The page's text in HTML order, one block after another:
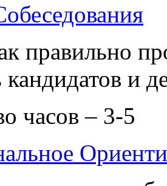
правильно
кандидатов и
часов – 3-5